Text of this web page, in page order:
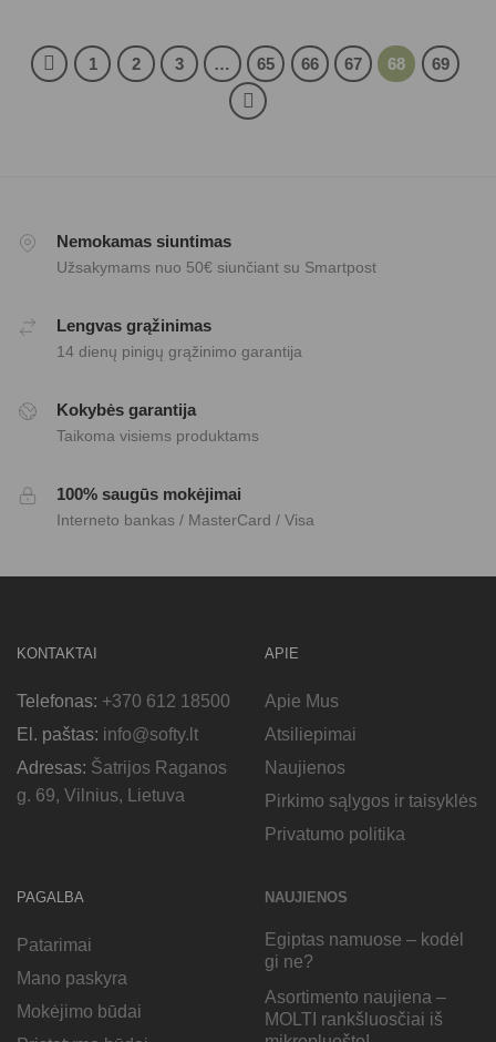
1 2 3 … 65 66 67 68 69
Nemokamas siuntimas
Užsakymams nuo 50€ siunčiant su Smartpost
Lengvas grąžinimas
14 dienų pinigų grąžinimo garantija
Kokybės garantija
Taikoma visiems produktams
100% saugūs mokėjimai
Interneto bankas / MasterCard / Visa
KONTAKTAI
Telefonas: +370 612 18500
El. paštas: info@softy.lt
Adresas: Šatrijos Raganos
g. 69, Vilnius, Lietuva
APIE
Apie Mus
Atsiliepimai
Naujienos
Pirkimo sąlygos ir taisyklės
Privatumo politika
PAGALBA
Patarimai
Mano paskyra
Mokėjimo būdai
NAUJIENOS
Egiptas namuose – kodėl
gi ne?
Asortimento naujiena –
MOLTI rankšluosčiai iš